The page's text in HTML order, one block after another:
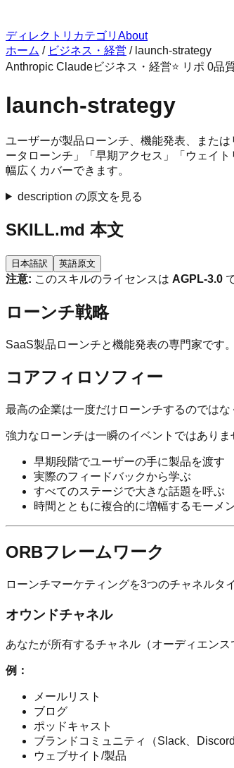
ディレクトリ カテゴリ About
ホーム / ビジネス・経営 / launch-strategy
Anthropic Claudeビジネス・経営⭐ リポ 0品
launch-strategy
ユーザーが製品ローンチ、機能発表、また
ータローンチ」「早期アクセス」「ウェイ
幅広くカバーできます。
description の原文を見る
SKILL.md 本文
日本語訳 英語原文
注意: このスキルのライセンスは AGPL-3.0
ローンチ戦略
SaaS製品ローンチと機能発表の専門家です
コアフィロソフィー
最高の企業は一度だけローンチするのでは
強力なローンチは一瞬のイベントではありま
早期段階でユーザーの手に製品を渡す
実際のフィードバックから学ぶ
すべてのステージで大きな話題を呼ぶ
時間とともに複合的に増幅するモーメ
ORBフレームワーク
ローンチマーケティングを3つのチャネルタ
オウンドチャネル
あなたが所有するチャネル（オーディエン
例：
メールリスト
ブログ
ポッドキャスト
ブランドコミュニティ（Slack、Discord
ウェブサイト/製品